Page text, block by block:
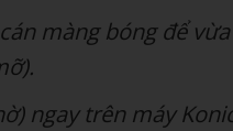
màng bóng để
ngay trên máy